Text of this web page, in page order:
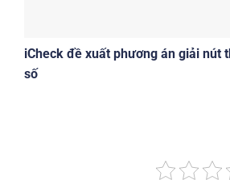
iCheck đề xuất phương án giải nút
số